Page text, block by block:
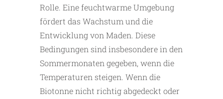
Rolle. Eine feuchtwarme Umgebung
fördert das Wachstum und die
Entwicklung von Maden. Diese
Bedingungen sind insbesondere in den
Sommermonaten gegeben, wenn die
Temperaturen steigen. Wenn die
Biotonne nicht richtig abgedeckt oder